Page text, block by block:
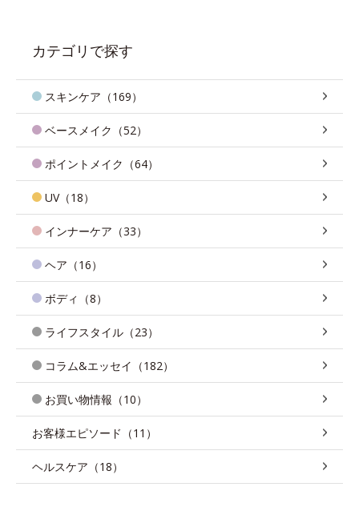
カテゴリで探す
スキンケア（169）
ベースメイク（52）
ポイントメイク（64）
UV（18）
インナーケア（33）
ヘア（16）
ボディ（8）
ライフスタイル（23）
コラム&エッセイ（182）
お買い物情報（10）
お客様エピソード（11）
ヘルスケア（18）